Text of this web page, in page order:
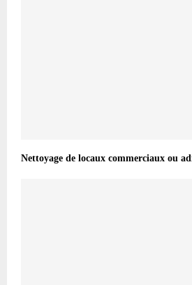
Nettoyage de locaux commerciaux ou